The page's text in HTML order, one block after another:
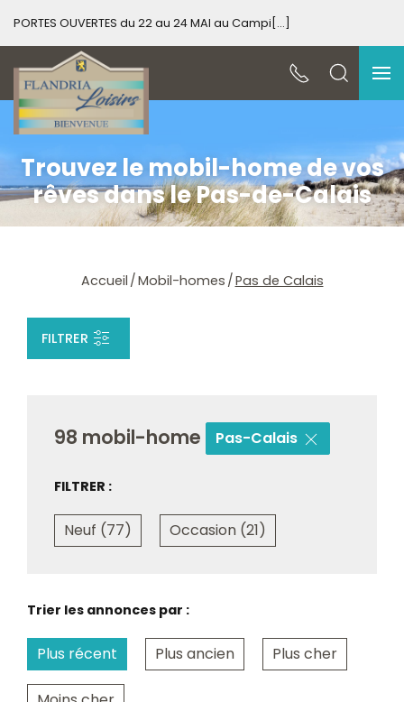
au Campi[...] Spécial Occasion – Vente de Mobil
Trouvez le mobil-home de vos
rêves dans le Pas-de-Calais
Accueil Mobil-homes Pas de Calais
FILTRER
98 mobil-home Pas-Calais
FILTRER :
Neuf (77) Occasion (21)
Trier les annonces par :
Plus récent Plus ancien Plus cher